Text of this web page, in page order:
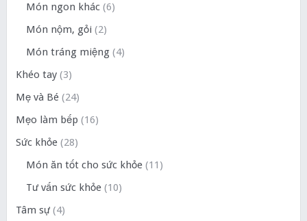
Món ngon khác(6)
Món nộm, gỏi(2)
Món tráng miệng(4)
Khéo tay(3)
Mẹ và Bé(24)
Mẹo làm bếp (16)
Sức khỏe(28)
Món ăn tốt cho sức khỏe(11)
Tư vấn sức khỏe(10)
Tâm sự(4)